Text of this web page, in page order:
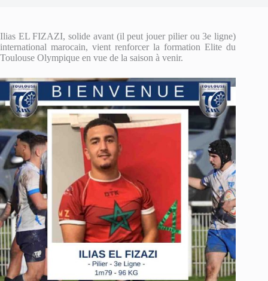
Ilias EL FIZAZI, solide avant (il peut jouer pilier ou 3e ligne)
international marocain, vient renforcer la formation Elite du
Toulouse Olympique en vue de la saison à venir.